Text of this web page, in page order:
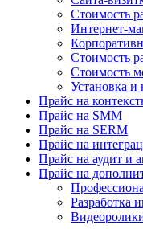
Стоимость
Интернет-
Стоимость
Стоимость
Установка и
Прайс на
Прайс на SMM
Прайс на SERM
Прайс на
Прайс на аудит и
Прайс на
Разработка